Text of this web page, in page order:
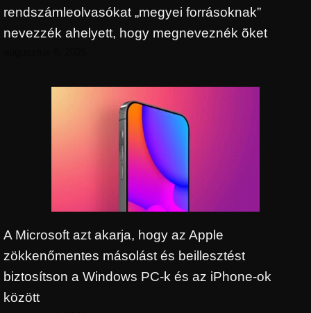
rendszámleolvasókat „megyei forrásoknak”
nevezzék ahelyett, hogy megneveznék õket
A Microsoft azt akarja, hogy az Apple
zökkenőmentes másolást és beillesztést
biztosítson a Windows PC-k és az iPhone-ok
között